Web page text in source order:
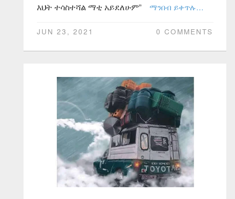
እህት ተሳስተሻል ማቲ አይደለሁም”
ማንበብ ይቀጥሉ…
JUN 23, 2021 0 COMMENTS